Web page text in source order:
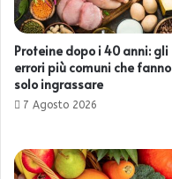
Proteine dopo i 40 anni: gli
errori più comuni che fanno
solo ingrassare
7 Agosto 2026